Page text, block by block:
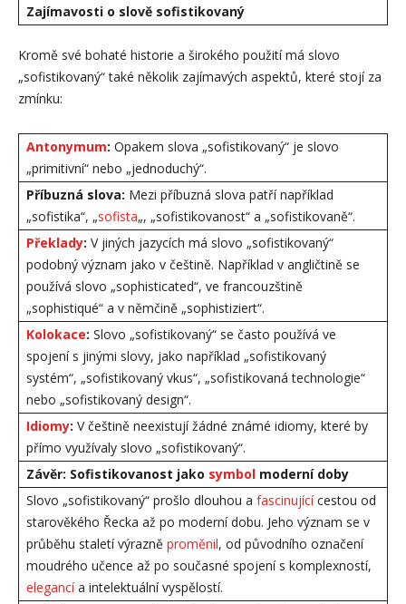
Zajímavosti o slově sofistikovaný
Kromě své bohaté historie a širokého použití má slovo
„sofistikovaný“ také několik zajímavých aspektů, které stojí za
zmínku:
Antonymum: Opakem slova „sofistikovaný“ je slovo
„primitivní“ nebo „jednoduchý“.
Příbuzná slova: Mezi příbuzná slova patří například
„sofistika“, „sofista„, „sofistikovanost“ a „sofistikovaně“.
Překlady: V jiných jazycích má slovo „sofistikovaný“
podobný význam jako v češtině. Například v angličtině se
používá slovo „sophisticated“, ve francouzštině
„sophistiqué“ a v němčině „sophistiziert“.
Kolokace: Slovo „sofistikovaný“ se často používá ve
spojení s jinými slovy, jako například „sofistikovaný
systém“, „sofistikovaný vkus“, „sofistikovaná technologie“
nebo „sofistikovaný design“.
Idiomy: V češtině neexistují žádné známé idiomy, které by
přímo využívaly slovo „sofistikovaný“.
Závěr: Sofistikovanost jako symbol moderní doby
Slovo „sofistikovaný“ prošlo dlouhou a fascinujícícestou od
starověkého Řecka až po moderní dobu. Jeho význam se v
průběhu staletí výrazně proměnil, od původního označení
moudrého učence až po současné spojení s komplexností,
elegancía intelektuální vyspělostí.